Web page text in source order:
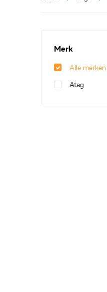
Merk
Alle merken
Atag